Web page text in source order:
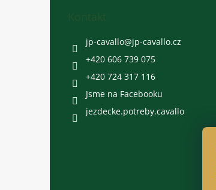
jp-cavallo@jp-cavallo.cz
+420 606 739 075
+420 724 317 116
Jsme na Facebooku
jezdecke.potreby.cavallo